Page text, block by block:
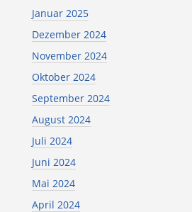
Januar 2025
Dezember 2024
November 2024
Oktober 2024
September 2024
August 2024
Juli 2024
Juni 2024
Mai 2024
April 2024